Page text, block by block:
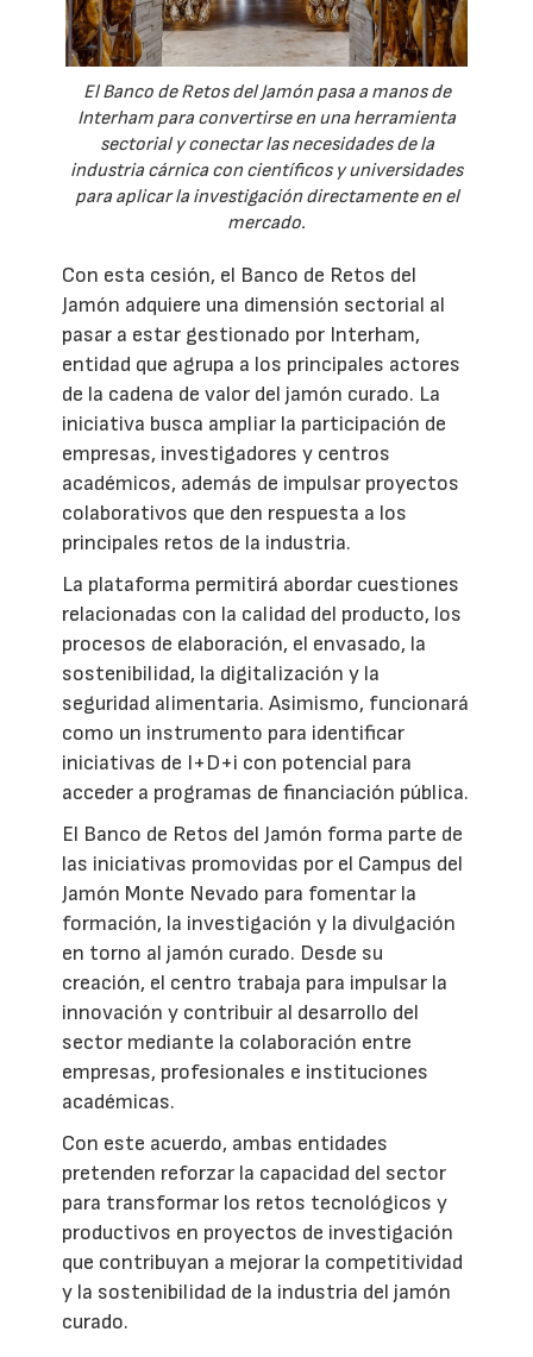
El Banco de Retos del Jamón pasa a manos de
Interham para convertirse en una herramienta
sectorial y conectar las necesidades de la
industria cárnica con científicos y universidades
para aplicar la investigación directamente en el
mercado.
Con esta cesión, el Banco de Retos del
Jamón adquiere una dimensión sectorial al
pasar a estar gestionado por Interham,
entidad que agrupa a los principales actores
de la cadena de valor del jamón curado. La
iniciativa busca ampliar la participación de
empresas, investigadores y centros
académicos, además de impulsar proyectos
colaborativos que den respuesta a los
principales retos de la industria.
La plataforma permitirá abordar cuestiones
relacionadas con la calidad del producto, los
procesos de elaboración, el envasado, la
sostenibilidad, la digitalización y la
seguridad alimentaria. Asimismo, funcionará
como un instrumento para identificar
iniciativas de I+D+i con potencial para
acceder a programas de financiación pública.
El Banco de Retos del Jamón forma parte de
las iniciativas promovidas por el Campus del
Jamón Monte Nevado para fomentar la
formación, la investigación y la divulgación
en torno al jamón curado. Desde su
creación, el centro trabaja para impulsar la
innovación y contribuir al desarrollo del
sector mediante la colaboración entre
empresas, profesionales e instituciones
académicas.
Con este acuerdo, ambas entidades
pretenden reforzar la capacidad del sector
para transformar los retos tecnológicos y
productivos en proyectos de investigación
que contribuyan a mejorar la competitividad
y la sostenibilidad de la industria del jamón
curado.